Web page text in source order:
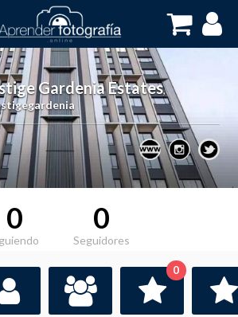
Gardenia Estates,
0 0
Seguidores
0